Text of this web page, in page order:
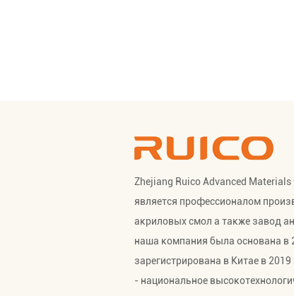
Zhejiang Ruico Advanced Materials
является профессионалом
акриловых смол а также завод
наша компания была основана в
зарегистрирована в Китае в 2019
- национальное